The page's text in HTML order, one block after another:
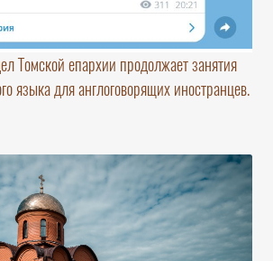
Томской епархии продолжает занятия
языка для англоговорящих иностранцев.